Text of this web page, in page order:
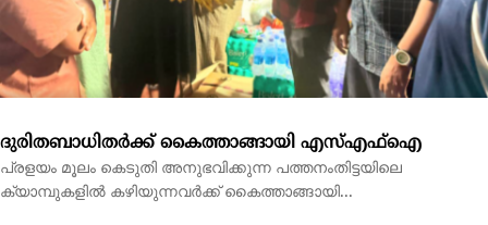
ക്യാമ്പുകളിൽ കഴിയുന്നവർക്ക് കൈത്താങ്ങായി...